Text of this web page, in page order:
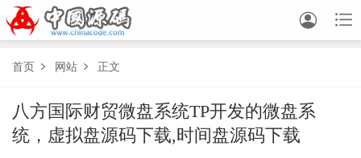


首页  网站  正文
八方国际财贸微盘系统TP开发的微盘系
统，虚拟盘源码下载,时间盘源码下载